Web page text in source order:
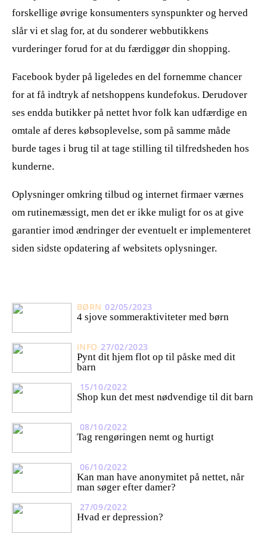
forskellige øvrige konsumenters synspunkter og herved
slår vi et slag for, at du sonderer webbutikkens
vurderinger forud for at du færdiggør din shopping.
Facebook byder på ligeledes en del fornemme chancer
for at få indtryk af netshoppens kundefokus. Derudover
ses endda butikker på nettet hvor folk kan udfærdige en
omtale af deres købsoplevelse, som på samme måde
burde tages i brug til at tage stilling til tilfredsheden hos
kunderne.
Oplysninger omkring tilbud og internet firmaer værnes
om rutinemæssigt, men det er ikke muligt for os at give
garantier imod ændringer der eventuelt er implementeret
siden sidste opdatering af websitets oplysninger.
BØRN 02/05/2023
4 sjove sommeraktiviteter med børn
INFO 27/02/2023
Pynt dit hjem flot op til påske med dit
barn
15/10/2022
Shop kun det mest nødvendige til dit barn
08/10/2022
Tag rengøringen nemt og hurtigt
06/10/2022
Kan man have anonymitet på nettet, når
man søger efter damer?
27/09/2022
Hvad er depression?